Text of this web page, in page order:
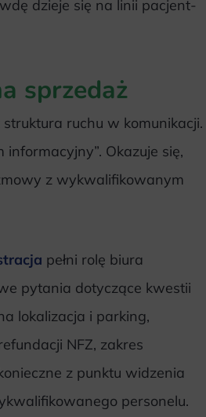
dzieje się na linii pacjent-
sprzedaż
ruchu w komunikacji.
Okazuje się,
z wykwalifikowanym
pełni rolę biura
pytania dotyczące kwestii
lokalizacja i parking,
NFZ, zakres
z punktu widzenia
personelu.